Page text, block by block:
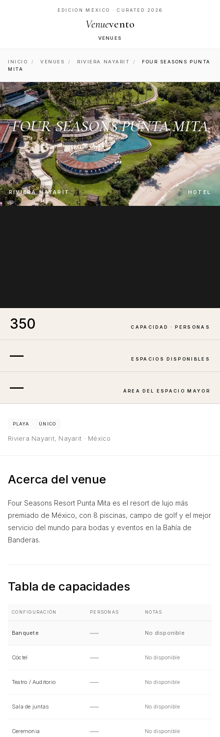
EDICIÓN MÉXICO · CURATED 2026
Venuevento
VENUES
INICIO / VENUES / RIVIERA NAYARIT /
FOUR SEASONS PUNTA
MITA
FOUR SEASONS PUNTA MITA
RIVIERA NAYARIT HOTEL
350 CAPACIDAD · PERSONAS
— ESPACIOS DISPONIBLES
— ÁREA DEL ESPACIO MAYOR
PLAYA ÚNICO
Riviera Nayarit, Nayarit · México
Acerca del venue
Four Seasons Resort Punta Mita es el resort de lujo más
premiado de México, con 8 piscinas, campo de golf y el mejor
servicio del mundo para bodas y eventos en la Bahía de
Banderas.
Tabla de capacidades
CONFIGURACIÓN PERSONAS NOTAS
Banquete — No disponible
Cóctel — No disponible
Teatro / Auditorio — No disponible
Sala de juntas — No disponible
Ceremonia — No disponible